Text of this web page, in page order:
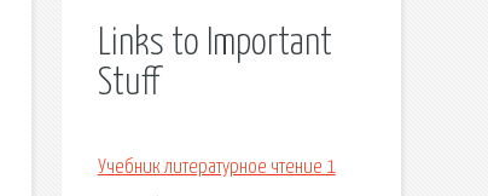
Links to Important
Stuff
Учебник литературное чтение 1